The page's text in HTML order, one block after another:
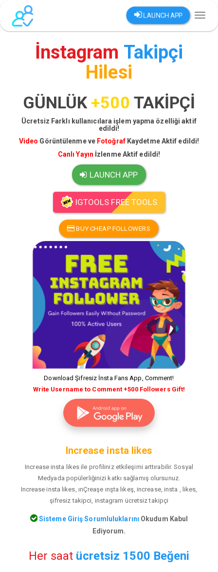
LAUNCH APP
İnstagram Takipçi
Hilesi
GÜNLÜK +500 TAKİPÇİ
Ücretsiz Farklı kullanıcılara işlem yapma özelliği aktif
edildi!
Video Görüntülenme ve Fotoğraf Kaydetme Aktif edildi!
Canlı Yayın İzlenme Aktif edildi!
LAUNCH APP
IGTOOLS FREE TOOLS
BUY CHEAP FOLLOWERS
Download Şifresiz İnsta Fans App, Comment!
Write Username to Comment +500 Followers Gift!
Increase insta likes
Increase insta likes ile profiliniz etkileşimi arttırabilir. Sosyal
Medyada popülerliğinizi katkı sağlamış olursunuz.
Increase insta likes, ınÇreaşe ınşta lıkeş, increase, insta , likes,
şifresiz takipci, instagram ücretsiz takipçi
Sisteme Giriş Sorumluluklarını Okudum Kabul
Ediyorum.
Her saat ücretsiz 1500 Beğeni